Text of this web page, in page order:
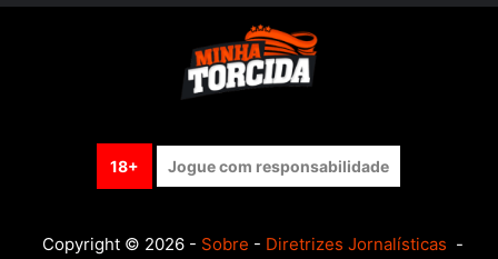
18+ Jogue com responsabilidade
Copyright © 2026 - Sobre - Diretrizes Jornalísticas -